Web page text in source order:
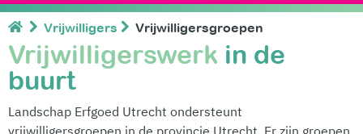
Vrijwilligers Vrijwilligersgroepen
Vrijwilligerswerk in de
buurt
Landschap Erfgoed Utrecht ondersteunt